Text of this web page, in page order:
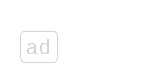
ad